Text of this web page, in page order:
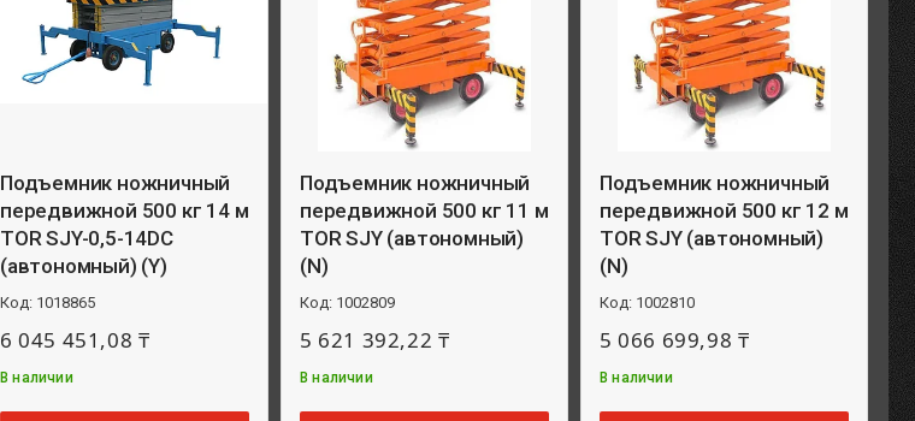
Подъемник ножничный
передвижной 500 кг 14 м
TOR SJY-0,5-14DC
(автономный) (Y)
1018865
6 045 451,08 ₸
В наличии
Подъемник ножничный
передвижной 500 кг 11 м
TOR SJY (автономный)
(N)
1002809
5 621 392,22 ₸
В наличии
Подъемник ножничный
передвижной 500 кг 12 м
TOR SJY (автономный)
(N)
1002810
5 066 699,98 ₸
В наличии